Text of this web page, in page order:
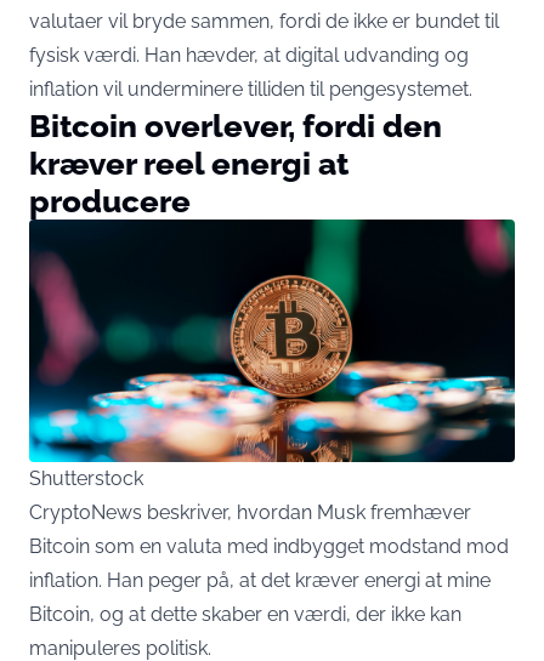
valutaer vil bryde sammen, fordi de ikke er bundet til
fysisk værdi. Han hævder, at digital udvanding og
inflation vil underminere tilliden til pengesystemet.
Bitcoin overlever, fordi den
kræver reel energi at
producere
Shutterstock
CryptoNews beskriver, hvordan Musk fremhæver
Bitcoin som en valuta med indbygget modstand mod
inflation. Han peger på, at det kræver energi at mine
Bitcoin, og at dette skaber en værdi, der ikke kan
manipuleres politisk.